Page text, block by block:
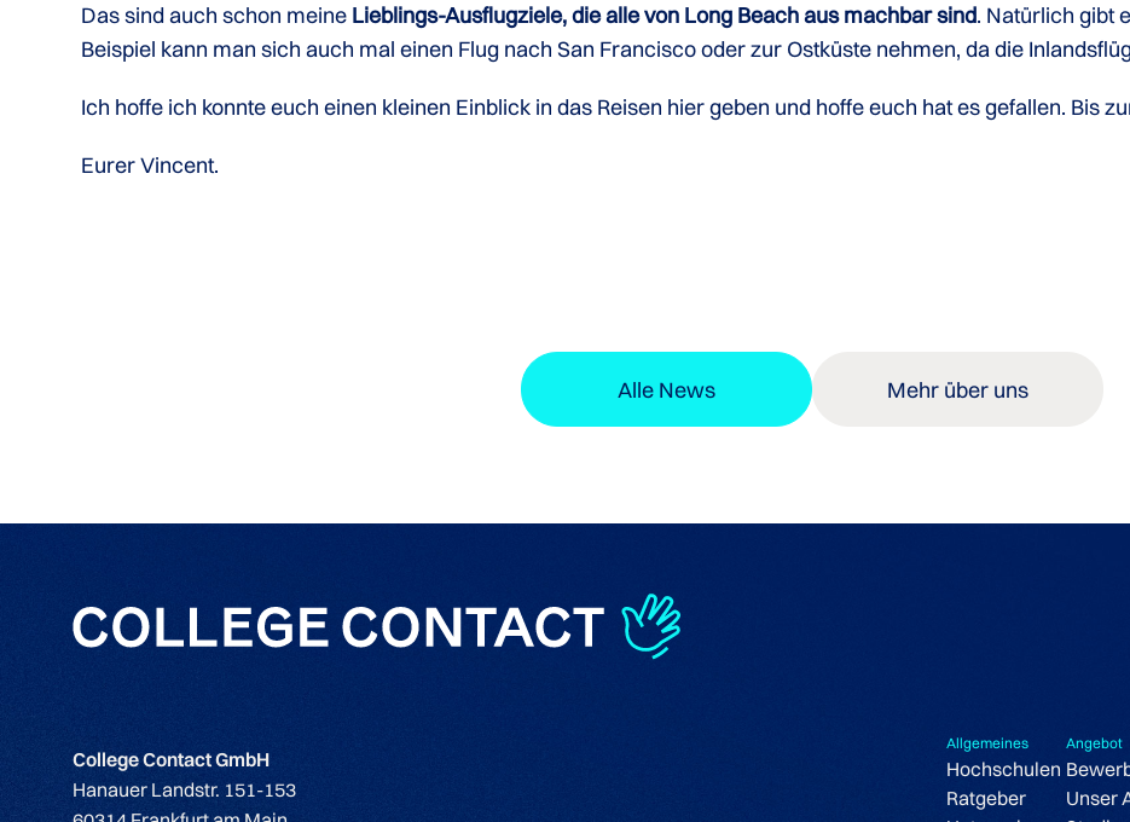
Das sind auch schon meine Lieblings-Ausflugziele, die alle von Long Beach aus machbar sind. Natürlich gibt
Beispiel kann man sich auch mal einen Flug nach San Francisco oder zur Ostküste nehmen, da die
Ich hoffe ich konnte euch einen kleinen Einblick in das Reisen hier geben und hoffe euch hat es gefallen. Bis
Eurer Vincent.
Alle News Mehr über uns
College Contact GmbH
Hanauer Landstr. 151-153
Allgemeines
Hochschulen
Ratgeber
Angebot
Unser